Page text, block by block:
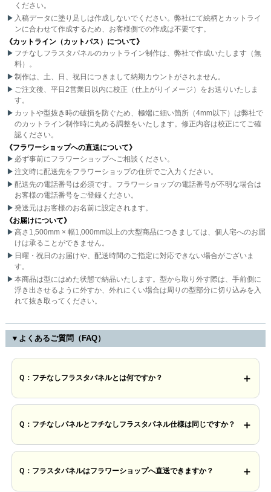
ください。
入稿データに塗り足しは作成しないでください。弊社にて絵柄とカットライ
ンに合わせて作成するため、お客様側での作成は不要です。
《カットライン（カットパス）について》
フチなしフラスタパネルのカットライン制作は、弊社で作成いたします（無
料）。
制作は、土、日、祝日につきまして納期カウントがされません。
ご注文後、平日2営業日以内に校正（仕上がりイメージ）をお送りいたしま
す。
カットや型抜き時の破損を防ぐため、極端に細い箇所（4mm以下）は弊社で
のカットライン制作時に丸める調整をいたします。修正内容は校正にてご確
認ください。
《フラワーショップへの直送について》
必ず事前にフラワーショップへご相談ください。
注文時に配送先をフラワーショップの住所でご入力ください。
配送先の電話番号は必須です。フラワーショップの電話番号が不明な場合は
お客様の電話番号をご登録ください。
発送元はお客様のお名前に設定されます。
《お届けについて》
高さ1,500mm × 幅1,000mm以上の大型商品につきましては、個人宅へのお届
けは承ることができません。
日曜・祝日のお届けや、配送時間のご指定に対応できない場合がございま
す。
本商品は型にはめた状態で納品いたします。型から取り外す際は、手前側に
浮き出させるように外すか、外れにくい場合は周りの型部分に切り込みを入
れて抜き取ってください。
▼よくあるご質問（FAQ）
Ｑ：フチなしフラスタパネルとは何ですか？
Ｑ：フチなしパネルとフチなしフラスタパネル仕様は同じですか？
Ｑ：フラスタパネルはフラワーショップへ直送できますか？